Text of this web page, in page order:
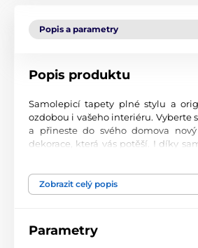
Popis a parametry
Popis produktu
Samolepicí tapety plné stylu a
ozdobou i vašeho interiéru. Vyberte
a přineste do svého domova
dekorace, která vás potěší. I díky
Perfektní tiskové zpracování
materiál s jemným povrchem a
Zobrazit celý popis
Parametry